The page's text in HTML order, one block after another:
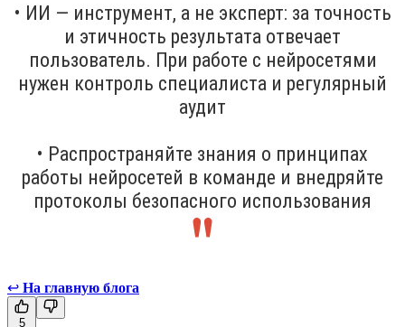
• ИИ — инструмент, а не эксперт: за точность
и этичность результата отвечает
пользователь. При работе с нейросетями
нужен контроль специалиста и регулярный
аудит
• Распространяйте знания о принципах
работы нейросетей в команде и внедряйте
протоколы безопасного использования
↩ На главную блога
5